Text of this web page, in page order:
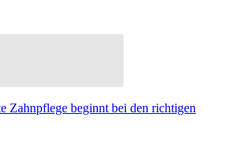
Zahnpflege beginnt bei den richtigen